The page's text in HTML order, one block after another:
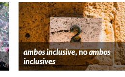
ambos inclusive, noambos
inclusives